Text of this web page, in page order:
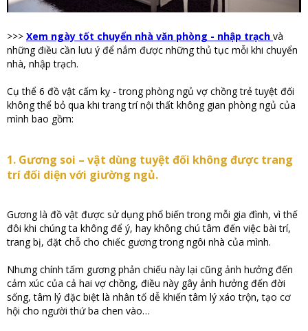
>>> Xem ngày tốt chuyển nhà văn phòng - nhập trạch và
những điều cần lưu ý để nắm được những thủ tục mỗi khi chuyển
nhà, nhập trạch.
Cụ thể 6 đồ vật cấm kỵ - trong phòng ngủ vợ chồng trẻ tuyệt đối
không thể bỏ qua khi trang trí nội thất không gian phòng ngủ của
mình bao gồm:
1. Gương soi – vật dùng tuyệt đối không được trang
trí đối diện với giường ngủ.
Gương là đồ vật được sử dụng phổ biến trong mỗi gia đình, vì thế
đôi khi chúng ta không để ý, hay không chú tâm đến việc bài trí,
trang bị, đặt chỗ cho chiếc gương trong ngôi nhà của mình.
Nhưng chính tấm gương phản chiếu này lại cũng ảnh hưởng đến
cảm xúc của cả hai vợ chồng, điều này gây ảnh hưởng đến đời
sống, tâm lý đặc biệt là nhân tố dễ khiến tâm lý xáo trộn, tạo cơ
hội cho người thứ ba chen vào…